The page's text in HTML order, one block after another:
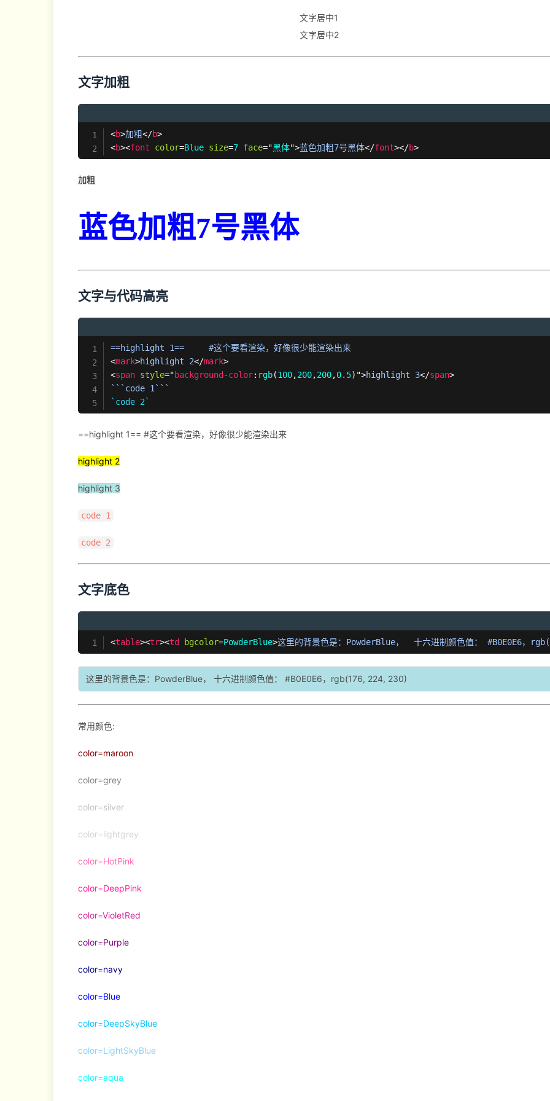
文字居中1
文字居中2
文字加粗
<b>加粗</b>
<b><font color=Blue size=7 face="黑体">蓝色加粗7号黑体</font></b>
加粗
蓝色加粗7号黑体
文字与代码高亮
<mark>highlight 2</mark>
<span style="background-color: rgb(100,200,200,0.5) ">highlight 3</span>
`code 2`
==highlight 1== #这个要看渲染，好像很少能渲染出来
highlight 2
highlight 3
code 1
code 2
文字底色
<table><tr><td bgcolor=PowderBlue>这里的背景色是：PowderBlue，  十六进制颜色值： #B0E0E6，
这里的背景色是：PowderBlue， 十六进制颜色值： #B0E0E6，rgb(176, 224, 230)
常用颜色:
color=maroon
color=grey
color=silver
color=lightgrey
color=HotPink
color=DeepPink
color=VioletRed
color=Purple
color=navy
color=Blue
color=DeepSkyBlue
color=LightSkyBlue
color=aqua